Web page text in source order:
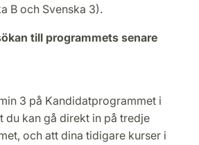
B och Svenska 3).
till programmets senare
3 på Kandidatprogrammet i
du kan gå direkt in på tredje
och att dina tidigare kurser i